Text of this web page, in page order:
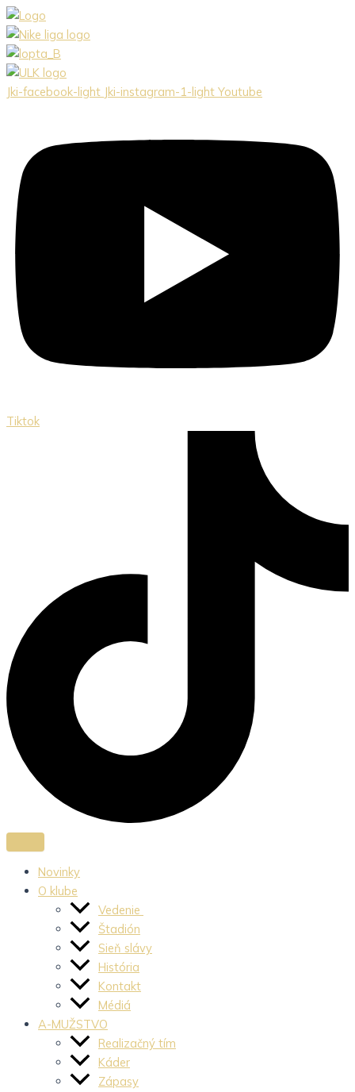
Preskočiť
na
obsah
Jki-facebook-light Jki-instagram-1-light Youtube
Tiktok
Novinky
O klube
Vedenie
Štadión
Sieň slávy
História
Kontakt
Médiá
A-MUŽSTVO
Realizačný tím
Káder
Zápasy